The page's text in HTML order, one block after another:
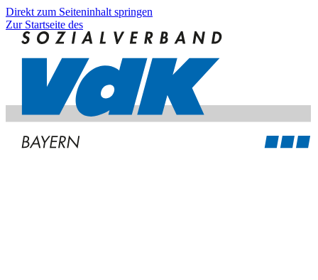
Direkt zum Seiteninhalt springen
Zur Startseite des